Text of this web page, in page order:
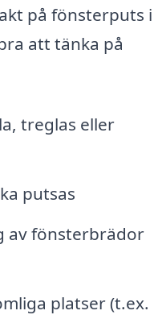
på fönsterputs i
att tänka på
treglas eller
putsas
av fönsterbrädor
platser (t.ex.